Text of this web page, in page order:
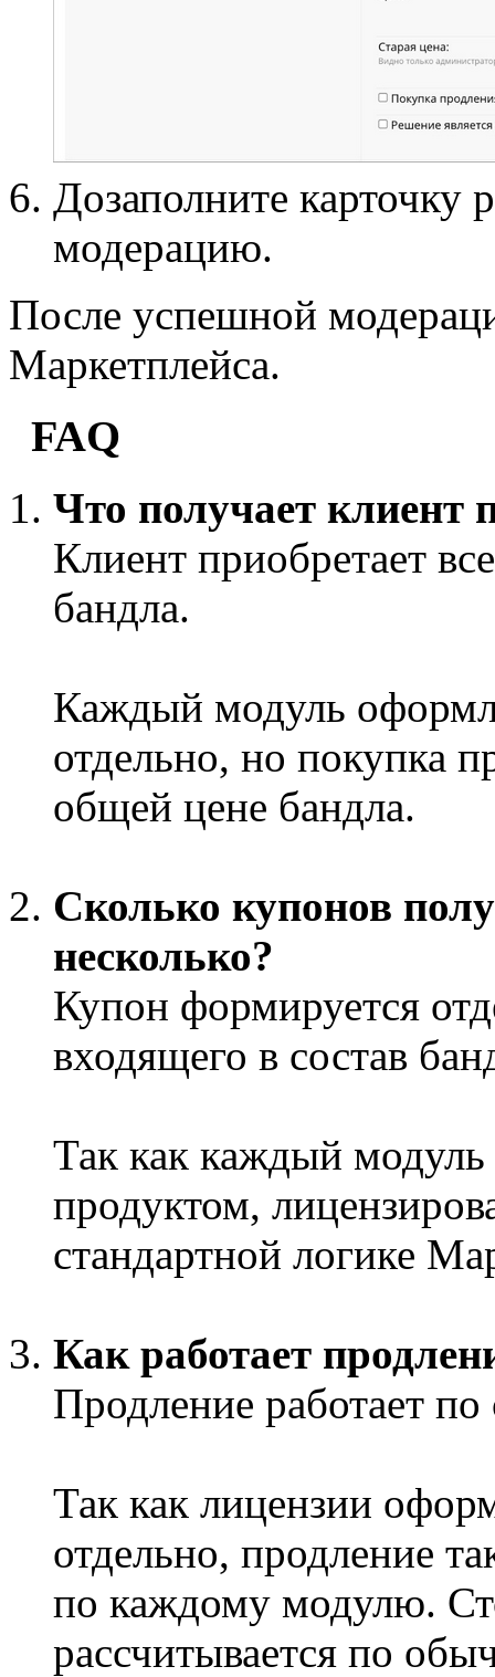
Дозаполните карточку
модерацию.
После успешной
Маркетплейса.
FAQ
Что получает клиент
Клиент приобретает
бандла.
Каждый модуль
отдельно, но покупка
общей цене бандла.
Сколько купонов
несколько?
Купон формируется
входящего в состав
Так как каждый модуль
продуктом,
стандартной логике
Как работает
Продление работает
Так как лицензии
отдельно, продление
по каждому модулю.
рассчитывается по